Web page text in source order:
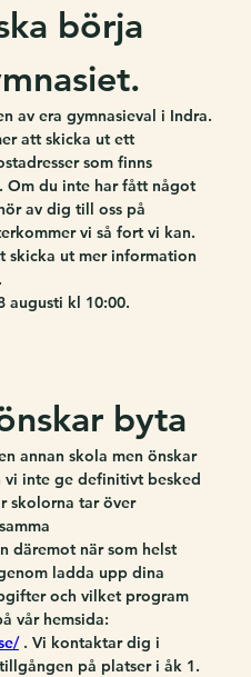
börja
av era gymnasieval i Indra.
att skicka ut ett
som finns
Om du inte har fått något
av dig till oss på
vi så fort vi kan.
skicka ut mer information
augusti kl 10:00.
byta
annan skola men önskar
vi inte ge definitivt besked
skolorna tar över
däremot när som helst
ladda upp dina
och vilket program
vår hemsida:
. Vi kontaktar dig i
på platser i åk 1.